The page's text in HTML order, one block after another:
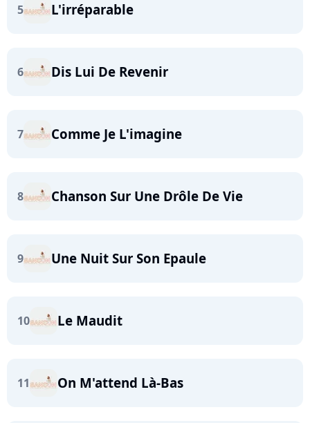
5 L'irréparable
6 Dis Lui De Revenir
7 Comme Je L'imagine
8 Chanson Sur Une Drôle De Vie
9 Une Nuit Sur Son Epaule
10 Le Maudit
11 On M'attend Là-Bas